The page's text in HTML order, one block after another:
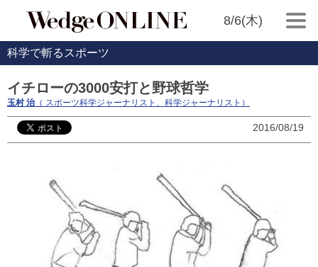
8/6(木)
科学で斬るスポーツ
イチローの3000安打と野球哲学
玉村 治（ スポーツ科学ジャーナリスト、科学ジャーナリスト）
2016/08/19